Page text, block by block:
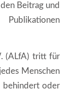
Beitrag und
(ALfA) tritt für
Menschen
behindert oder